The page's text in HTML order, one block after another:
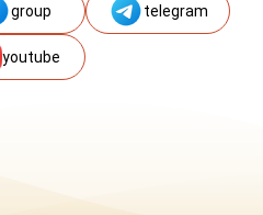
group telegram
youtube